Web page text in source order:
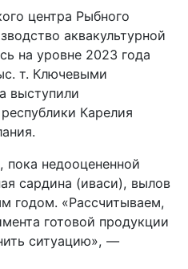
центра Рыбного
аквакультурной
на уровне 2023 года
т. Ключевыми
выступили
Карелия
недооцененной
сардина (иваси), вылов
годом. «Рассчитываем,
готовой продукции
ситуацию», —